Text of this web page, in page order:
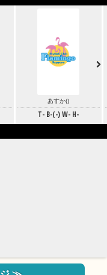
W65 H86 T160 B95(E)